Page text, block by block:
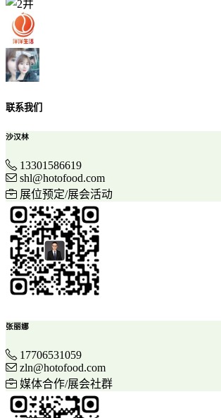
联系我们
沙汉林
13301586619
shl@hotofood.com
展位预定/展会活动
张丽娜
17706531059
zln@hotofood.com
媒体合作/展会社群